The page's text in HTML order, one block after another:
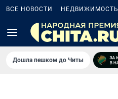
ВСЕ НОВОСТИ НЕДВИЖИМОСТЬ
Дошла пешком до Читы